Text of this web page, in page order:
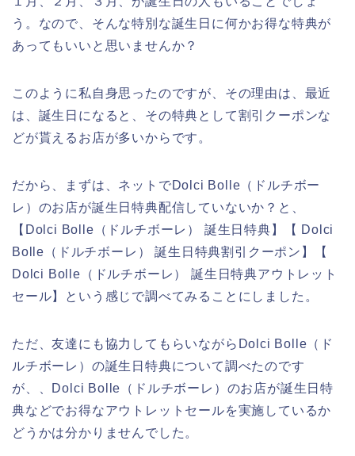
う。なので、そんな特別な誕生日に何かお得な特典が
あってもいいと思いませんか？
このように私自身思ったのですが、その理由は、最近
は、誕生日になると、その特典として割引クーポンな
どが貰えるお店が多いからです。
だから、まずは、ネットでDolci Bolle（ドルチボー
レ）のお店が誕生日特典配信していないか？と、
【Dolci Bolle（ドルチボーレ） 誕生日特典】【 Dolci
Bolle（ドルチボーレ） 誕生日特典割引クーポン】【
Dolci Bolle（ドルチボーレ） 誕生日特典アウトレット
セール】という感じで調べてみることにしました。
ただ、友達にも協力してもらいながらDolci Bolle（ド
ルチボーレ）の誕生日特典について調べたのです
が、、Dolci Bolle（ドルチボーレ）のお店が誕生日特
典などでお得なアウトレットセールを実施しているか
どうかは分かりませんでした。